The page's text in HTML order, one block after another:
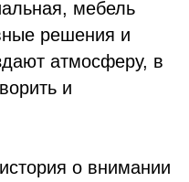
мебель
решения и
атмосферу, в
и
о внимании